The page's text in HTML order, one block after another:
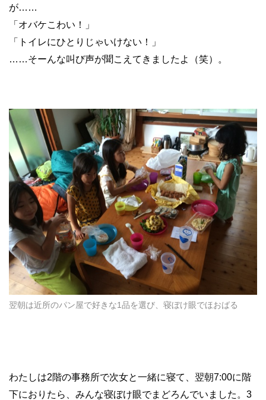
が……
「オバケこわい！」
「トイレにひとりじゃいけない！」
……そーんな叫び声が聞こえてきましたよ（笑）。
翌朝は近所のパン屋で好きな1品を選び、寝ぼけ眼でほおばる
わたしは2階の事務所で次女と一緒に寝て、翌朝7:00に階
下におりたら、みんな寝ぼけ眼でまどろんでいました。3